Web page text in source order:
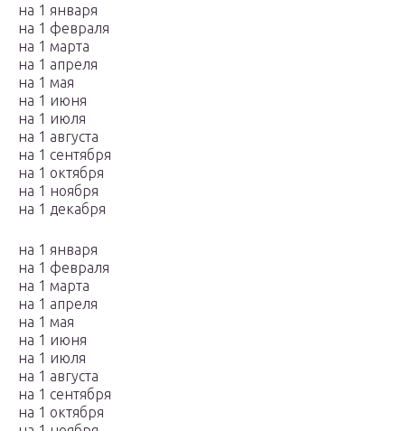
на 1 января
на 1 февраля
на 1 марта
на 1 апреля
на 1 мая
на 1 июня
на 1 июля
на 1 августа
на 1 сентября
на 1 октября
на 1 ноября
на 1 декабря
на 1 января
на 1 февраля
на 1 марта
на 1 апреля
на 1 мая
на 1 июня
на 1 июля
на 1 августа
на 1 сентября
на 1 октября